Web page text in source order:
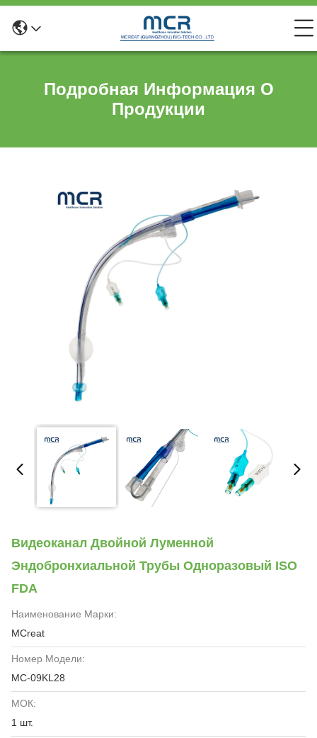
Подробная Информация О
Продукции
Видеоканал Двойной Луменной
Эндобронхиальной Трубы Одноразовый ISO
FDA
Наименование Марки:
MCreat
Номер Модели:
MC-09KL28
МОК:
1 шт.